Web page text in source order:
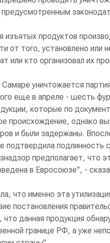
изъятых продуктов
от того, установлено или
или кто организовал их
уничтожается
еще в апреле - шесть фур
которые по
происхождение, однако
и были задержаны.
подтвердила подлинность
предполагает, что
в Евросоюзе", -
что именно эта
постановления
что данная продукция
границе РФ, а уже